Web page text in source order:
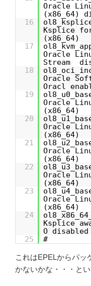
Oracle
(x86_64)
16
Ksplice
(x86_64)
17
Oracle
Stream
18
Oracle
Oracl
19
Oracle
20
Oracle
21
Oracle
22
Oracle
23
Oracle
24
Ksplice
O disabled
25
#
これはEPELからパッ
かないかな・・・と